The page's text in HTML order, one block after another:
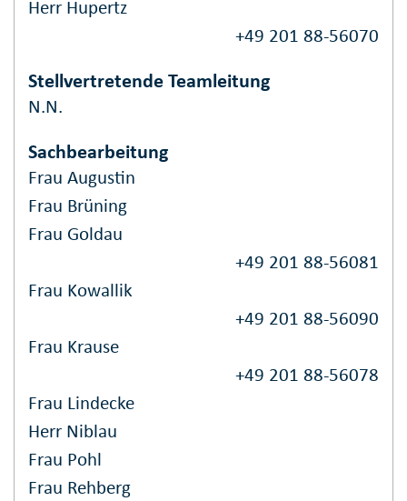
Herr Hupertz
+49 201 88-56070
Stellvertretende Teamleitung
N.N.
Sachbearbeitung
Frau Augustin
Frau Brüning
Frau Goldau
+49 201 88-56081
Frau Kowallik
+49 201 88-56090
Frau Krause
+49 201 88-56078
Frau Lindecke
Herr Niblau
Frau Pohl
Frau Rehberg